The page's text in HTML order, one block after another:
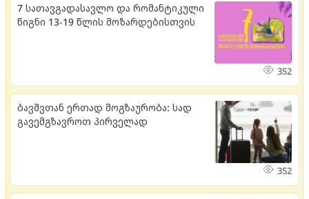
7 სათავგადასავლო და რომანტიკული
წიგნი 13-19 წლის მოზარდებისთვის
352
ბავშვთან ერთად მოგზაურობა: სად
გავემგზავროთ პირველად
352